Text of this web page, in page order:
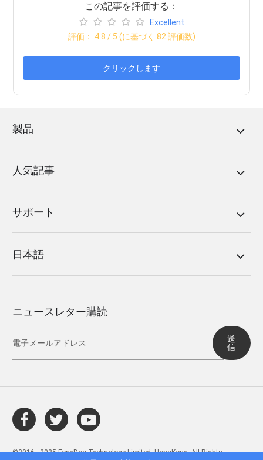
この記事を評価する：
Excellent
評価： 4.8 / 5 (に基づく 82 評価数)
クリックします
製品
人気記事
サポート
日本語
ニュースレター購読
送
信
©2016 - 2025 FoneDog Technology Limited, HongKong. All Rights